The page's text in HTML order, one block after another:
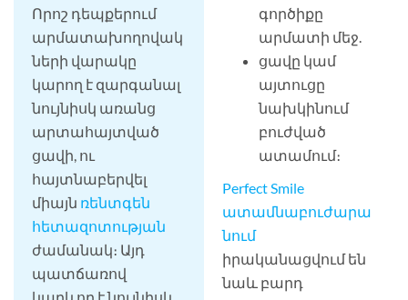
Որոշ դեպքերում
արմատախողովակ
ների վարակը
կարող է զարգանալ
նույնիսկ առանց
արտահայտված
ցավի, ու
հայտնաբերվել
միայն ռենտգեն
հետազոտության
ժամանակ։ Այդ
պատճառով
գործիքը
արմատի մեջ.
ցավը կամ
այտուցը
նախկինում
բուժված
ատամում։
Perfect Smile
ատամնաբուժարա
նում
իրականացվում են
նաև բարդ